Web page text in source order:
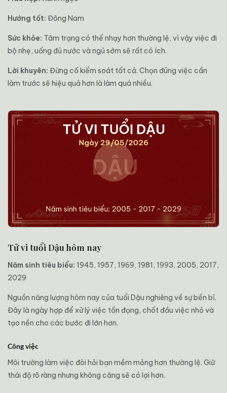
Hướng tốt: Đông Nam
Sức khỏe: Tâm trạng có thể nhạy hơn thường lệ, vì vậy việc đi
bộ nhẹ, uống đủ nước và ngủ sớm sẽ rất có ích.
Lời khuyên: Đừng cố kiểm soát tất cả. Chọn đúng việc cần
làm trước sẽ hiệu quả hơn là làm quá nhiều.
Tử vi tuổi Dậu hôm nay
Năm sinh tiêu biểu: 1945, 1957, 1969, 1981, 1993, 2005, 2017,
2029
Nguồn năng lượng hôm nay của tuổi Dậu nghiêng về sự bền bỉ.
Đây là ngày hợp để xử lý việc tồn đọng, chốt đầu việc nhỏ và
tạo nền cho các bước đi lớn hơn.
Công việc
Môi trường làm việc đòi hỏi bạn mềm mỏng hơn thường lệ. Giữ
thái độ rõ ràng nhưng không căng sẽ có lợi hơn.